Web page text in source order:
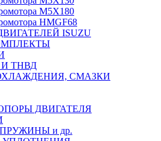
M5X180
HMGF68
ISUZU
ТНВД
СМАЗКИ
ДВИГАТЕЛЯ
и др.